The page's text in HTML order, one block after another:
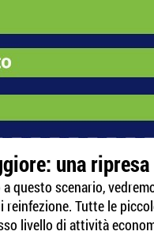
una
questo scenario,
Tutte le
livello di attività